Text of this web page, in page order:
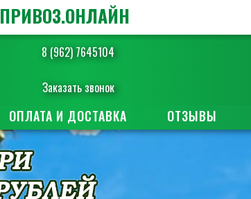
8 (962) 7645104
Заказать звонок
ПРИВОЗ.ОНЛАЙН
ОПЛАТА И ДОСТАВКА ОТЗЫВЫ